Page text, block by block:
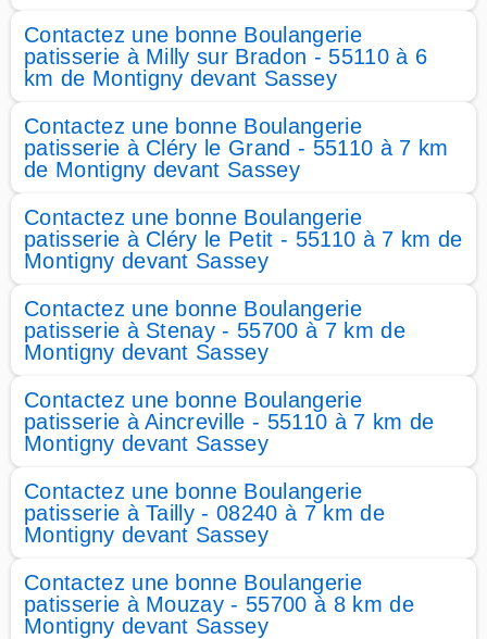
Contactez une bonne Boulangerie
patisserie à Milly sur Bradon - 55110 à 6
km de Montigny devant Sassey
Contactez une bonne Boulangerie
patisserie à Cléry le Grand - 55110 à 7 km
de Montigny devant Sassey
Contactez une bonne Boulangerie
patisserie à Cléry le Petit - 55110 à 7 km de
Montigny devant Sassey
Contactez une bonne Boulangerie
patisserie à Stenay - 55700 à 7 km de
Montigny devant Sassey
Contactez une bonne Boulangerie
patisserie à Aincreville - 55110 à 7 km de
Montigny devant Sassey
Contactez une bonne Boulangerie
patisserie à Tailly - 08240 à 7 km de
Montigny devant Sassey
Contactez une bonne Boulangerie
patisserie à Mouzay - 55700 à 8 km de
Montigny devant Sassey